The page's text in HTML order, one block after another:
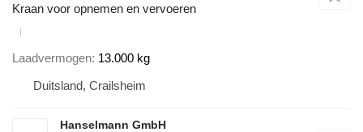
Kraan voor opnemen en vervoeren
Laadvermogen 13.000 kg
Duitsland, Crailsheim
Hanselmann GmbH